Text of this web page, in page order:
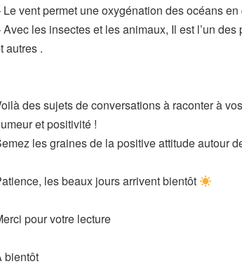
Le vent permet une oxygénation des océans
Avec les insectes et les animaux, Il est l’un
autres .
des sujets de conversations à raconter à
et positivité !
les graines de la positive attitude autour
les beaux jours arrivent bientôt
pour votre lecture
bientôt